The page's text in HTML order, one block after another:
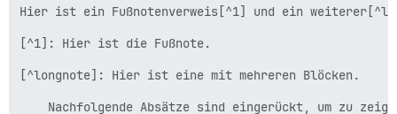
Hier ist ein Fußnotenverweis[^1] und ein
[^1]: Hier ist die Fußnote.
[^longnote]: Hier ist eine mit mehreren Blöcken.
Nachfolgende Absätze sind eingerückt, um zu